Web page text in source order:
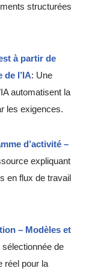
structurées
à partir de
de l’IA: Une
automatisent la
les exigences.
d’activité –
expliquant
en flux de travail
– Modèles et
de
réel pour la